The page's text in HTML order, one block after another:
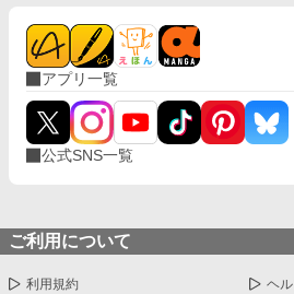
アプリ一覧
公式SNS一覧
ご利用について
利用規約 ヘ